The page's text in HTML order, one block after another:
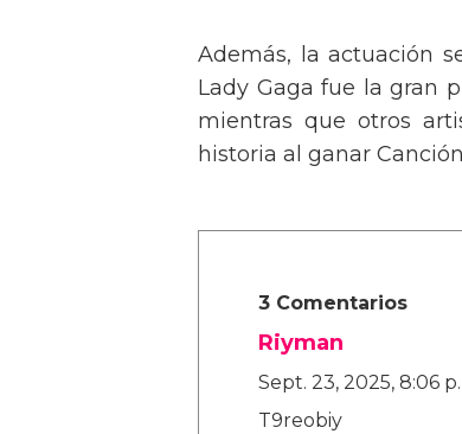
Además, la actuación
Lady Gaga fue la gran
mientras que otros
historia al ganar
3 Comentarios
Riyman
Sept. 23, 2025, 8:06
T9reobiy